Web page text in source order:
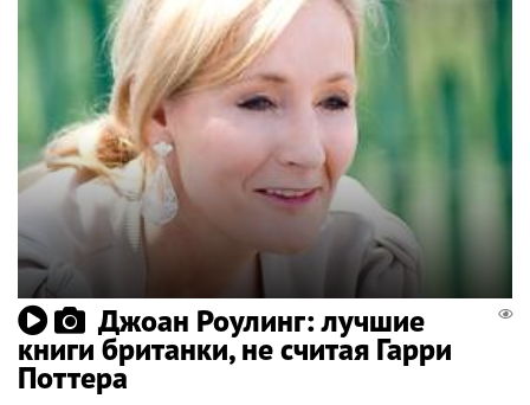
Джоан Роулинг: лучшие
книги британки, не считая Гарри
Поттера